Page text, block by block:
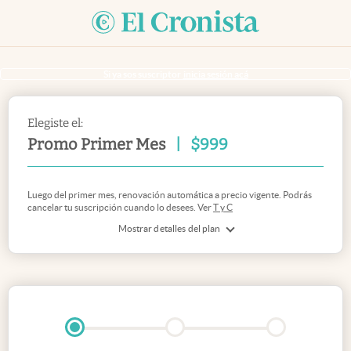
Elegiste el:
Promo Primer Mes $999
Mostrar detalles del plan
Luego del primer mes, renovación automática a precio vigente. Podrás
cancelar tu suscripción cuando lo desees. VerT y C